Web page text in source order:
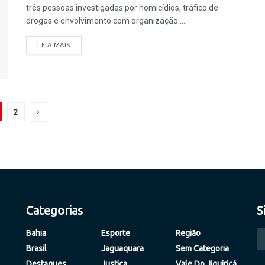
três pessoas investigadas por homicídios, tráfico de
drogas e envolvimento com organização ...
LEIA MAIS
2
Categorias
Bahia
Brasil
Esporte
Jaguaquara
Região
Sem Categoria